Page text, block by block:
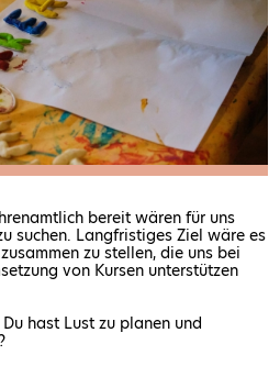
bereit wären für uns
suchen. Langfristiges Ziel wäre es
zu stellen, die uns bei
von Kursen unterstützen
hast Lust zu planen und